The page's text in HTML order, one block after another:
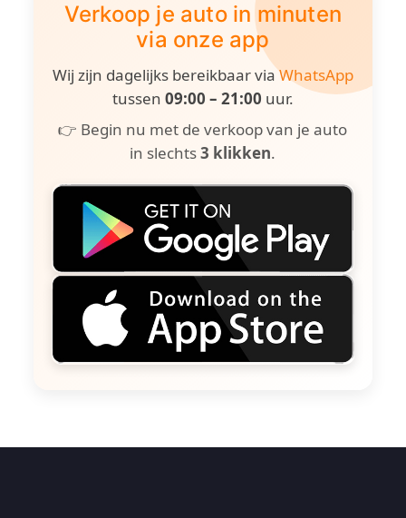
Verkoop je auto in minuten
via onze app
Wij zijn dagelijks bereikbaar viaWhatsApp
tussen 09:00 – 21:00 uur.
👉 Begin nu met de verkoop van je auto
in slechts3 klikken.